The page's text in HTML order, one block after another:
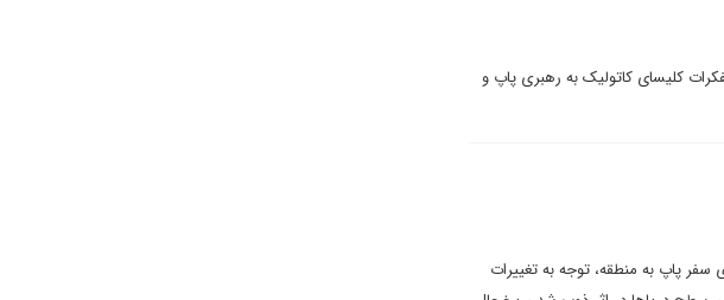
کلیسای کاتولیک به رهبری پاپ و
سفر پاپ به منطقه، توجه به تغییرات